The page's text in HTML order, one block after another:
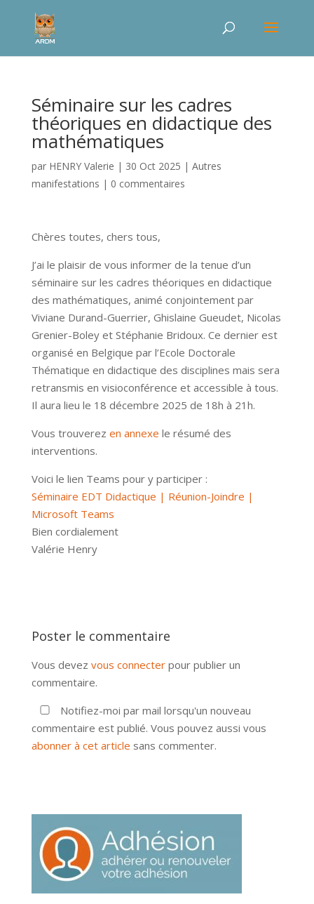
Séminaire sur les cadres
théoriques en didactique des
mathématiques
par HENRY Valerie | 30 Oct 2025 | Autres
manifestations | 0 commentaires
Chères toutes, chers tous,
J’ai le plaisir de vous informer de la tenue d’un
séminaire sur les cadres théoriques en didactique
des mathématiques, animé conjointement par
Viviane Durand-Guerrier, Ghislaine Gueudet, Nicolas
Grenier-Boley et Stéphanie Bridoux. Ce dernier est
organisé en Belgique par l’Ecole Doctorale
Thématique en didactique des disciplines mais sera
retransmis en visioconférence et accessible à tous.
Il aura lieu le 18 décembre 2025 de 18h à 21h.
Vous trouverez en annexe le résumé des
interventions.
Voici le lien Teams pour y participer :
Séminaire EDT Didactique | Réunion-Joindre |
Microsoft Teams
Bien cordialement
Valérie Henry
Poster le commentaire
Vous devez vous connecterpour publier un
commentaire.
Notifiez-moi par mail lorsqu'un nouveau
commentaire est publié. Vous pouvez aussi vous
abonner à cet article sans commenter.